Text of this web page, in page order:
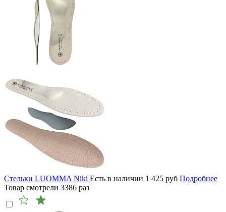
Стельки LUOMMA Niki Есть в наличии 1 425 руб Подробнее
Товар смотрели 3386 раз